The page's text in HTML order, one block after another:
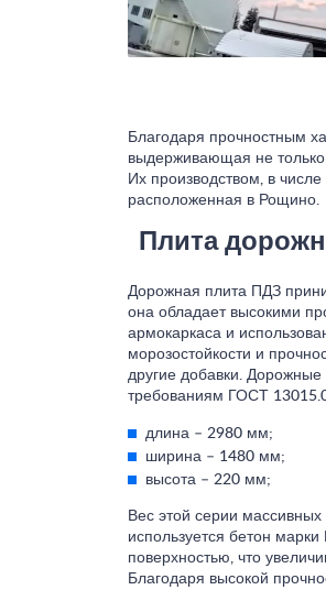
Благодаря прочностным
выдерживающая не только
Их производством, в
расположенная в Рощино.
Плита
Дорожная плита ПДЗ
она обладает высокими
армокаркаса и
морозостойкости и
другие добавки.
требованиям ГОСТ
длина – 2980 мм;
ширина – 1480 мм;
высота – 220 мм;
Вес этой серии
используется бетон
поверхностью, что
Благодаря высокой